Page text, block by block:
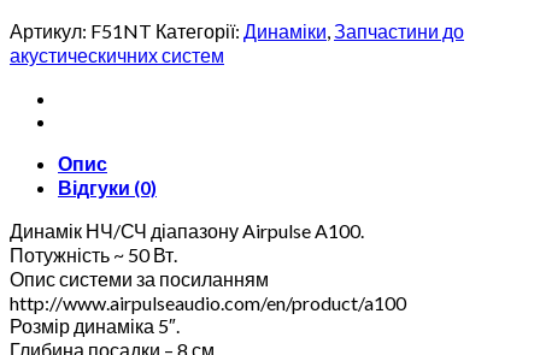
Артикул: F51NT Категорії: Динаміки,Запчастини до
акустическичних систем
Опис
Відгуки (0)
Динамік НЧ/СЧ діапазону Airpulse A100.
Потужність ~ 50 Вт.
Опис системи за посиланням
http://www.airpulseaudio.com/en/product/a100
Розмір динаміка 5″.
Глибина посадки – 8 см